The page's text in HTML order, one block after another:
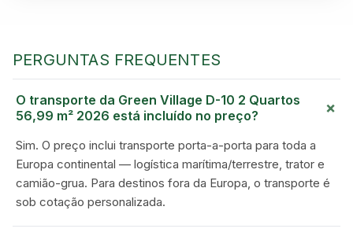
GREEN VILLAGE
MOBILE HOMES
PERGUNTAS FREQUENTES
O transporte da Green Village D-10 2 Quartos
56,99 m² 2026 está incluído no preço?
+
Sim. O preço inclui transporte porta-a-porta para toda a
Europa continental — logística marítima/terrestre, trator e
camião-grua. Para destinos fora da Europa, o transporte é
sob cotação personalizada.